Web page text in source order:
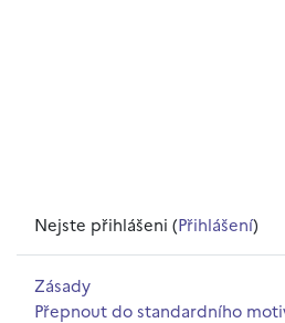
Nejste přihlášeni (Přihlášení)
Zásady
Přepnout do standardního